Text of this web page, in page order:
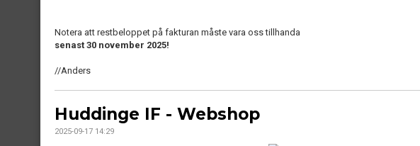
Notera att restbeloppet på fakturan måste vara oss tillhanda
senast 30 november 2025!
//Anders
Huddinge IF - Webshop
2025-09-17 14:29